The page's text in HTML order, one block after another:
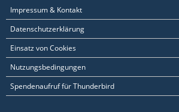
Impressum & Kontakt
Datenschutzerklärung
Einsatz von Cookies
Nutzungsbedingungen
Spendenaufruf für Thunderbird